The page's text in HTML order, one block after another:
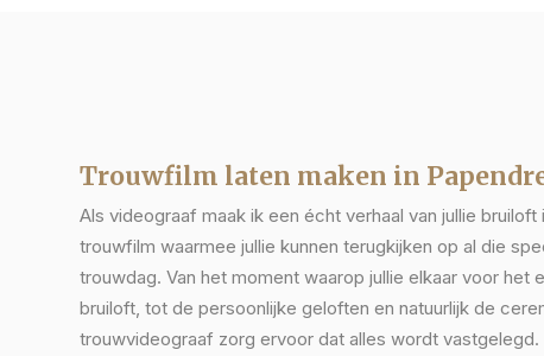
Trouwfilm laten maken in
Als videograaf maak ik een écht verhaal van jullie bruiloft
trouwfilm waarmee jullie kunnen terugkijken op al die
trouwdag. Van het moment waarop jullie elkaar voor het
bruiloft, tot de persoonlijke geloften en natuurlijk de
trouwvideograaf zorg ervoor dat alles wordt